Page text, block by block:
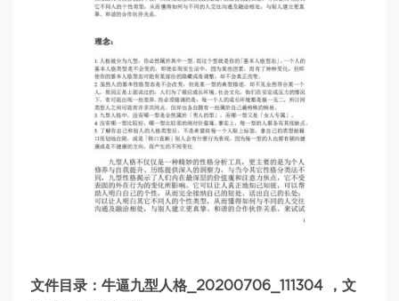
文件目录：牛逼九型人格_20200706_111304 ，文